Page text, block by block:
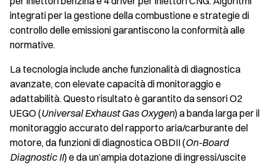
integrati per la gestione della combustione e strategie di
controllo delle emissioni garantiscono la conformità alle
normative.
La tecnologia include anche funzionalità di diagnostica
avanzate, con elevate capacità di monitoraggio e
adattabilità. Questo risultato è garantito da sensori O2
UEGO (Universal Exhaust Gas Oxygen) a banda larga per il
monitoraggio accurato del rapporto aria/carburante del
motore, da funzioni di diagnostica OBDII (On-Board
Diagnostic II) e da un’ampia dotazione di ingressi/uscite